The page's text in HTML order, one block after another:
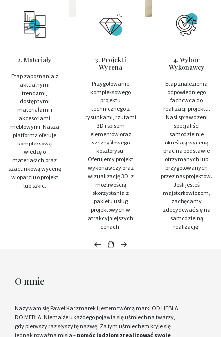
2. Materiały
Etap zapoznania z
aktualnymi
trendami,
dostępnymi
materiałami i
akcesoriami
meblowymi. Nasza
platforma oferuje
kompleksową
wiedzę o
materiałach oraz
szacunkową wycenę
w oparciu o projekt
lub szkic.
3. Projekt i
Wycena
Przygotowanie
kompleksowego
projektu
technicznego z
rysunkami, rzutami
3D i spisem
elementów oraz
szczegółowego
kosztorysu.
Oferujemy projekt
wykonawczy oraz
wizualizację 3D, z
możliwością
skorzystania z
pakietu usług
projektowych w
atrakcyjniejszych
cenach.
4. Wybór
Wykonawcy
Etap znalezienia
odpowiedniego
fachowca do
realizacji projektu.
Nasi sprawdzeni
specjaliści
samodzielnie
określają wycenę
prac na podstawie
otrzymanych lub
przygotowanych
przez nas projektów.
Jeśli jesteś
majsterkowiczem,
zachęcamy
zdecydować się na
samodzielną
realizację!
O mnie
Nazywam się Paweł Kaczmarek i jestem twórcą marki OD HEBLA
DO MEBLA. Niemalże u każdego pojawia się uśmiech na twarzy,
gdy pierwszy raz słyszy tę nazwę. Za tym uśmiechem kryje się
jednak poważna misja – pomóc ludziom zrealizować swoje